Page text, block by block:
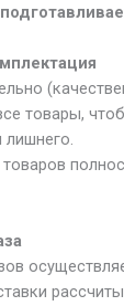
товары,
лишнего.